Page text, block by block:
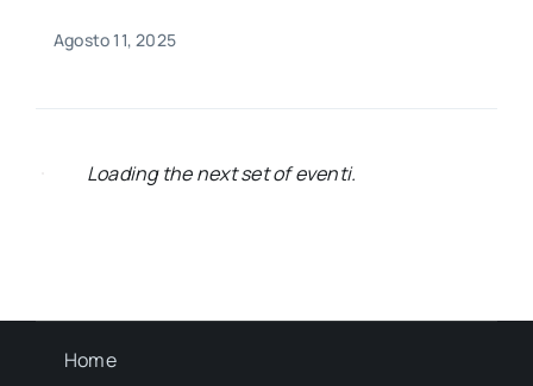
Agosto 11, 2025